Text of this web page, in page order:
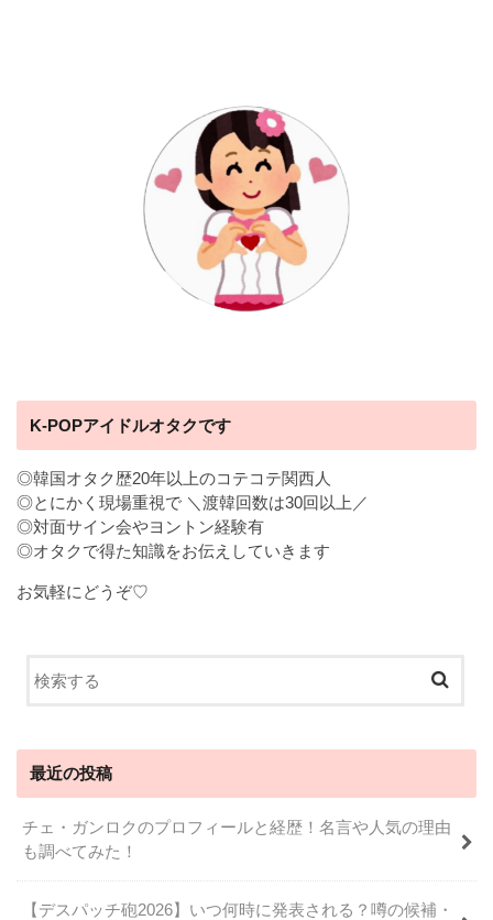
K-POPアイドルオタクです
◎韓国オタク歴20年以上のコテコテ関西人
◎とにかく現場重視で ＼渡韓回数は30回以上／
◎対面サイン会やヨントン経験有
◎オタクで得た知識をお伝えしていきます
お気軽にどうぞ♡
最近の投稿
チェ・ガンロクのプロフィールと経歴！名言や人気の理由
も調べてみた！
【デスパッチ砲2026】いつ何時に発表される？噂の候補・